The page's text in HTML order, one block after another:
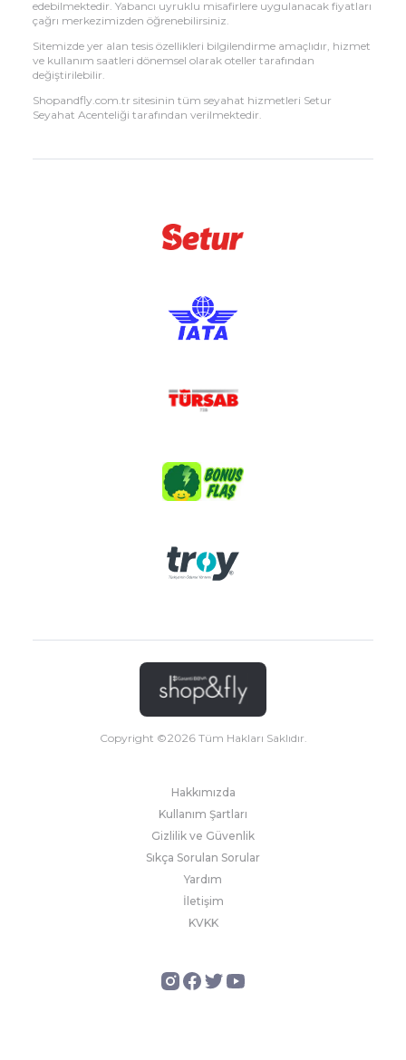
edebilmektedir. Yabancı uyruklu misafirlere uygulanacak fiyatları
çağrı merkezimizden öğrenebilirsiniz.
Sitemizde yer alan tesis özellikleri bilgilendirme amaçlıdır, hizmet
ve kullanım saatleri dönemsel olarak oteller tarafından
değiştirilebilir.
Shopandfly.com.tr sitesinin tüm seyahat hizmetleri Setur
Seyahat Acenteliği tarafından verilmektedir.
Copyright ©2026Tüm Hakları Saklıdır.
Hakkımızda
Kullanım Şartları
Gizlilik ve Güvenlik
Sıkça Sorulan Sorular
Yardım
İletişim
KVKK